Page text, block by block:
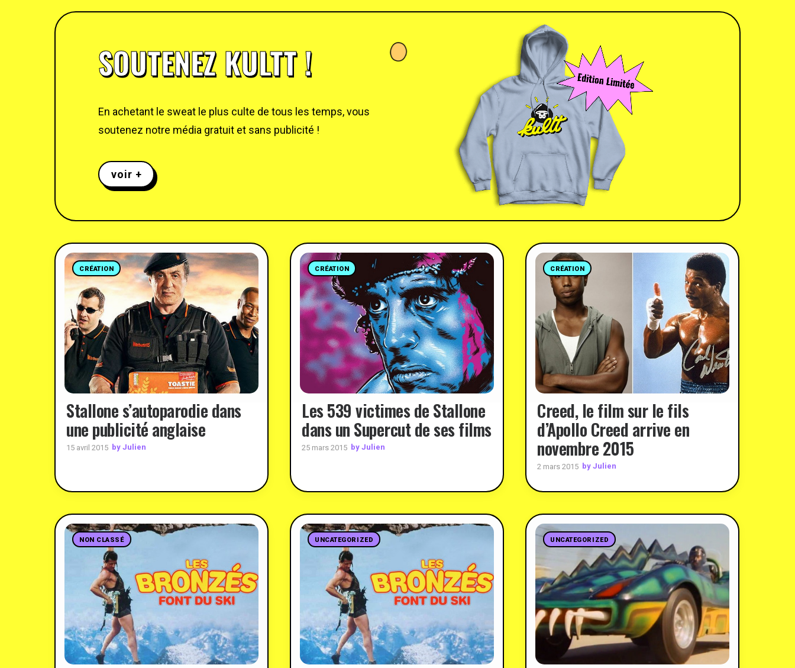
SOUTENEZ KULTT !
En achetant le sweat le plus culte de tous les temps, vous
soutenez notre média gratuit et sans publicité !
voir +
CRÉATION
Stallone s’autoparodie dans
une publicité anglaise
15 avril 2015 by Julien
CRÉATION
Les 539 victimes de Stallone
dans un Supercut de ses films
25 mars 2015 by Julien
CRÉATION
Creed, le film sur le fils
d’Apollo Creed arrive en
novembre 2015
2 mars 2015 by Julien
NON CLASSÉ UNCATEGORIZED UNCATEGORIZED